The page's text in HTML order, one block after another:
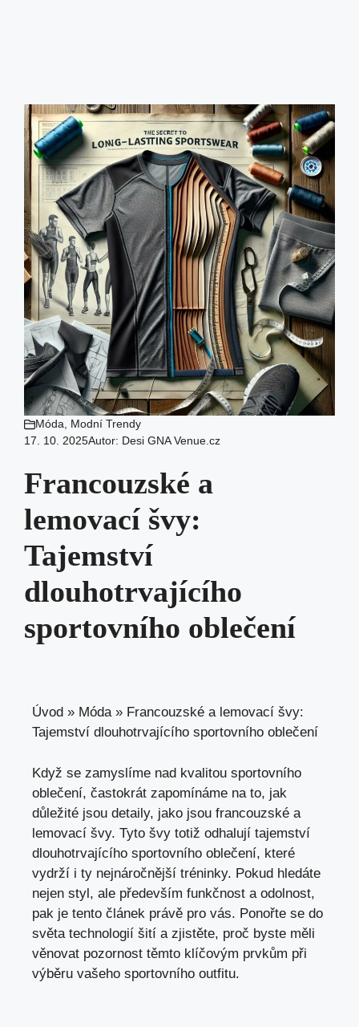
Móda
Modní Trendy
17. 10. 2025Autor: Desi GNA Venue.cz
Francouzské a
lemovací švy:
Tajemství
dlouhotrvajícího
sportovního oblečení
Úvod » Móda» Francouzské a lemovací švy:
Tajemství dlouhotrvajícího sportovního oblečení
Když se zamyslíme nad kvalitou sportovního
oblečení, častokrát zapomínáme na to, jak
důležité jsou detaily, jako jsou francouzské a
lemovací švy. Tyto švy totiž odhalují tajemství
dlouhotrvajícího sportovního oblečení, které
vydrží i ty nejnáročnější tréninky. Pokud hledáte
nejen styl, ale především funkčnost a odolnost,
pak je tento článek právě pro vás. Ponořte se do
světa technologií šití a zjistěte, proč byste měli
věnovat pozornost těmto klíčovým prvkům při
výběru vašeho sportovního outfitu.